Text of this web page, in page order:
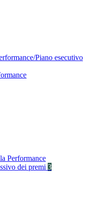
Piano esecutivo
Performance
dei premi 3